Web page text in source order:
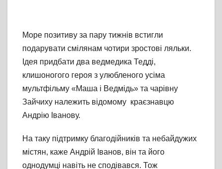
Море позитиву за пару тижнів встигли
подарувати смілянам чотири зростові ляльки.
Ідея придбати два ведмедика Тедді,
клишоногого героя з улюбленого усіма
мультфільму «Маша і Ведмідь» та чарівну
Зайчиху належить відомому краєзнавцю
Андрію Іванову.
На таку підтримку благодійників та небайдужих
містян, каже Андрій Іванов, він та його
однодумці навіть не сподівався. Тож